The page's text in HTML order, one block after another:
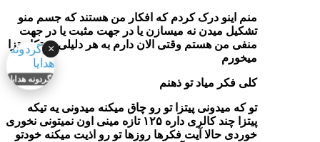
منم اینو درک کردم که افکار من هستند که جسم منو
تشکیل میدن نه میسازن یا در جهت مثبت یا در جهت
منفی من هستم وقتی الان دارم به هر دلیلی یه تکا پیتزا
میخورم
کلی فکر میاد تو ذهنم
تو که میدونی پیتزا تو رو چاق میکنه میدونی یه تیکه
پیتزا چند کالری داره ۱۲۵ تازه مینی اون نمیتونی نخوری
خوردی حالا آیت فکرها روزها تو رو اذیت میکنه خودتو
×
گردونه هدایا